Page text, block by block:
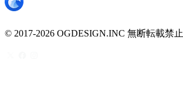
© 2017-2026 OGDESIGN.INC 無断転載禁止